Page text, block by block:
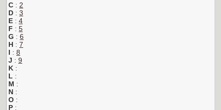
C : 2
D : 3
E : 4
F : 5
G : 6
H : 7
I : 8
J : 9
K :
L :
M :
N :
O :
P :